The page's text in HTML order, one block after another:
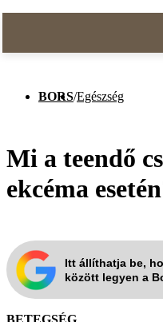
BORS/Egészség
Mi a teendő
ekcéma
Itt állíthatja be,
között legyen a
BETEGSÉG